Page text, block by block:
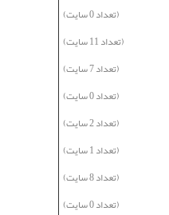
(تعداد 0 سایت)
(تعداد 11 سایت)
(تعداد 7 سایت)
(تعداد 0 سایت)
(تعداد 2 سایت)
(تعداد 1 سایت)
(تعداد 8 سایت)
(تعداد 0 سایت)